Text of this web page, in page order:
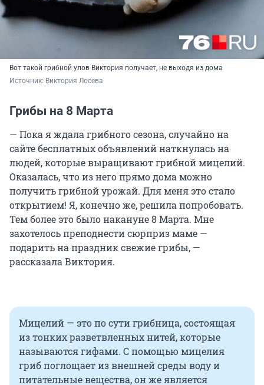
Вот такой грибной улов Виктория получает, не выходя из дома
Источник: Виктория Лосева
Грибы на 8 Марта
— Пока я ждала грибного сезона, случайно на
сайте бесплатных объявлений наткнулась на
людей, которые выращивают грибной мицелий.
Оказалась, что из него прямо дома можно
получить грибной урожай. Для меня это стало
открытием! Я, конечно же, решила попробовать.
Тем более это было накануне 8 Марта. Мне
захотелось преподнести сюрприз маме —
подарить на праздник свежие грибы, —
рассказала Виктория.
Мицелий — это по сути грибница, состоящая
из тонких разветвленных нитей, которые
называются гифами. С помощью мицелия
гриб поглощает из внешней среды воду и
питательные вещества, он же является